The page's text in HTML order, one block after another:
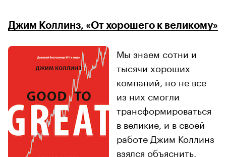
Джим Коллинз, «От хорошего к великому»
Мы знаем сотни и
тысячи хороших
компаний, но не все
из них смогли
трансформироваться
в великие, и в своей
работе Джим Коллинз
взялся объяснить,